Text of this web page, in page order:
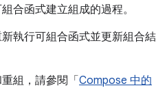
合函式建立組成的過程。
執行可組合函式並更新組合結
組，請參閱「 Compose 中的